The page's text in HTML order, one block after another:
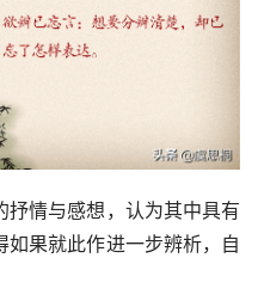
抒情与感想，认为其中具有
果就此作进一步辨析，自